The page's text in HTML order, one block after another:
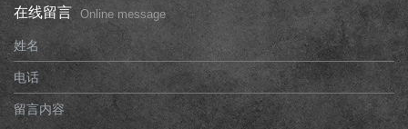
在线留言 Online message
姓名
电话
留言内容